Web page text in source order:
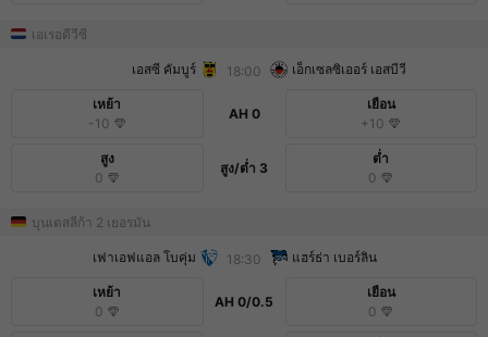
เอเรอดีวีซี
เอสซี คัมบูร์ 18:00 เอ็กเซลซิเออร์ เอสบีวี
เหย้า
-10
AH 0
เยือน
+10
สูง
0
สูง/ต่ำ 3
ต่ำ
0
บุนเดสลีก้า 2 เยอรมัน
เฟาเอฟแอล โบคุ่ม 18:30 แฮร์ธ่า เบอร์ลิน
เหย้า
0
AH 0/0.5
เยือน
0